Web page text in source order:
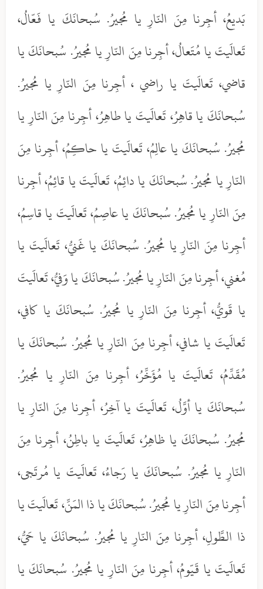
بَديعُ، أجِرنا مِنَ النّارِ يا مُجيرُ. سُبحانَكَ يا فَعّالُ،
تَعالَيتَ يا مُتَعالُ، أجِرنا مِنَ النّارِ يا مُجيرُ. سُبحانَكَ يا
قاضي، تَعالَيتَ يا راضي ، أجِرنا مِنَ النّارِ يا مُجيرُ.
سُبحانَكَ يا قاهِرُ، تَعالَيتَ يا طاهِرُ، أجِرنا مِنَ النّارِ يا
مُجيرُ. سُبحانَكَ يا عالِمُ، تَعالَيتَ يا حاكِمُ، أجِرنا مِنَ
النّارِ يا مُجيرُ. سُبحانَكَ يا دائِمُ، تَعالَيتَ يا قائِمُ، أجِرنا
مِنَ النّارِ يا مُجيرُ. سُبحانَكَ يا عاصِمُ، تَعالَيتَ يا قاسِمُ،
أجِرنا مِنَ النّارِ يا مُجيرُ. سُبحانَكَ يا غَنيُّ، تَعالَيتَ يا
مُغني، أجِرنا مِنَ النّارِ يا مُجيرُ. سُبحانَكَ يا وَفيُّ، تَعالَيتَ
يا قَويُّ، أجِرنا مِنَ النّارِ يا مُجيرُ. سُبحانَكَ يا كافي،
تَعالَيتَ يا شافي، أجِرنا مِنَ النّارِ يا مُجيرُ. سُبحانَكَ يا
مُقَدِّمُ، تَعالَيتَ يا مُؤَخِّرُ، أجِرنا مِنَ النّارِ يا مُجيرُ.
سُبحانَكَ يا أوَّلُ، تَعالَيتَ يا آخِرُ، أجِرنا مِنَ النّارِ يا
مُجيرُ. سُبحانَكَ يا ظاهِرُ، تَعالَيتَ يا باطِنُ، أجِرنا مِنَ
النّارِ يا مُجيرُ. سُبحانَكَ يا رَجاءُ، تَعالَيتَ يا مُرتَجى،
أجِرنا مِنَ النّارِ يا مُجيرُ. سُبحانَكَ يا ذا المَنِّ، تَعالَيتَ يا
ذا الطَّولِ، أجِرنا مِنَ النّارِ يا مُجيرُ. سُبحانَكَ يا حَيُّ،
تَعالَيتَ يا قَيّومُ، أجِرنا مِنَ النّارِ يا مُجيرُ. سُبحانَكَ يا